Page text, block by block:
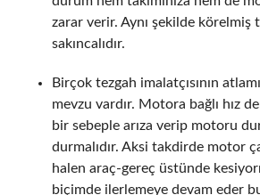
zarar verir. Aynı şekilde körelmiş
sakıncalıdır.
Birçok tezgah imalatçısının
mevzu vardır. Motora bağlı hız
bir sebeple arıza verip motoru
durmalıdır. Aksi takdirde motor
halen araç-gereç üstünde
biçimde ilerlemeye devam eder